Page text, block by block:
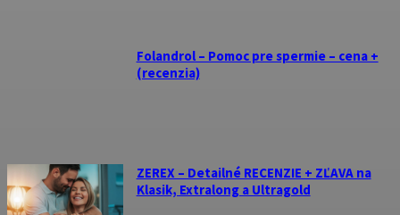
Folandrol – Pomoc pre spermie – cena +
(recenzia)
ZEREX – Detailné RECENZIE + ZĽAVA na
Klasik, Extralong a Ultragold